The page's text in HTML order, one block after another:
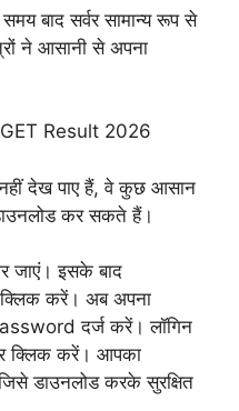
बाद सर्वर सामान्य रूप से
ने आसानी से अपना
Result 2026
देख पाए हैं, वे कुछ आसान
कर सकते हैं।
जाएं। इसके बाद
करें। अब अपना
दर्ज करें। लॉगिन
क्लिक करें। आपका
डाउनलोड करके सुरक्षित